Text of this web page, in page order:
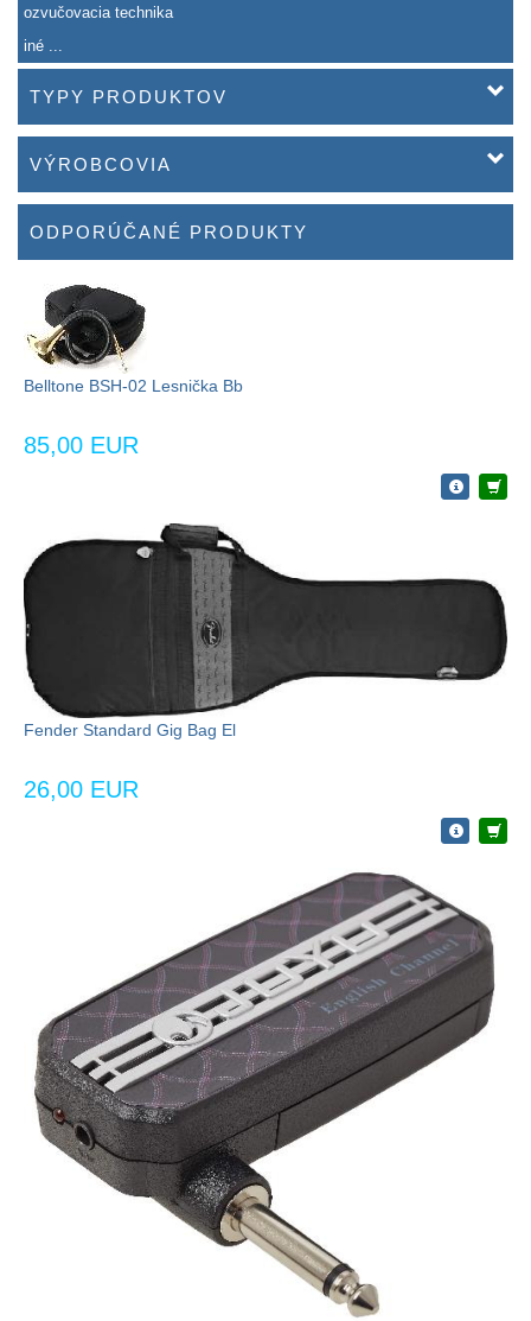
ozvučovacia technika
iné ...
TYPY PRODUKTOV
VÝROBCOVIA
ODPORÚČANÉ PRODUKTY
Belltone BSH-02 Lesnička Bb
85,00 EUR
Fender Standard Gig Bag El
26,00 EUR